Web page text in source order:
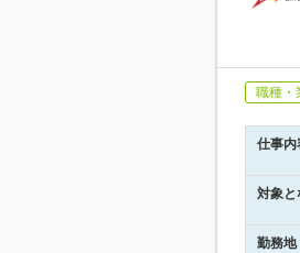
職種・
仕事内
対象と
勤務地